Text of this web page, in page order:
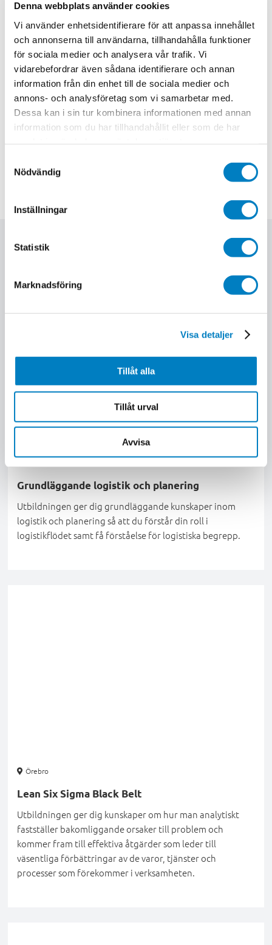
Denna webbplats använder cookies
Vi använder enhetsidentifierare för att anpassa innehållet
och annonserna till användarna, tillhandahålla funktioner
för sociala medier och analysera vår trafik. Vi
vidarebefordrar även sådana identifierare och annan
information från din enhet till de sociala medier och
annons- och analysföretag som vi samarbetar med.
Dessa kan i sin tur kombinera informationen med annan
information som du har tillhandahållit eller som de har
Nödvändig
Inställningar
Statistik
Marknadsföring
Visa detaljer
Tillåt alla
Tillåt urval
Avvisa
Omfattning 5 dagar
Kommande utbildningsstarter
Västerås 20 oktober, 2026
Utbildningsdagar
Pris
Relaterade utbildningar
Grundläggande logistik och planering
Utbildningen ger dig grundläggande kunskaper inom
logistik och planering så att du förstår din roll i
logistikflödet samt få förståelse för logistiska begrepp.
Örebro
Lean Six Sigma Black Belt
Utbildningen ger dig kunskaper om hur man analytiskt
fastställer bakomliggande orsaker till problem och
kommer fram till effektiva åtgärder som leder till
väsentliga förbättringar av de varor, tjänster och
processer som förekommer i verksamheten.